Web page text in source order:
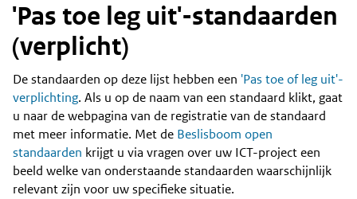
'Pas toe leg uit'-standaarden
(verplicht)
Content
De standaarden op deze lijst hebben een 'Pas toe of leg uit'-
verplichting. Als u op de naam van een standaard klikt, gaat
u naar de webpagina van de registratie van de standaard
met meer informatie. Met de Beslisboom open
standaarden krijgt u via vragen over uw ICT-project een
beeld welke van onderstaande standaarden waarschijnlijk
relevant zijn voor uw specifieke situatie.